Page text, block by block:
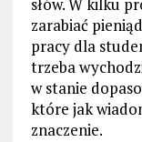
słów. W kilku
zarabiać
pracy dla
trzeba
w stanie
które jak
znaczenie.